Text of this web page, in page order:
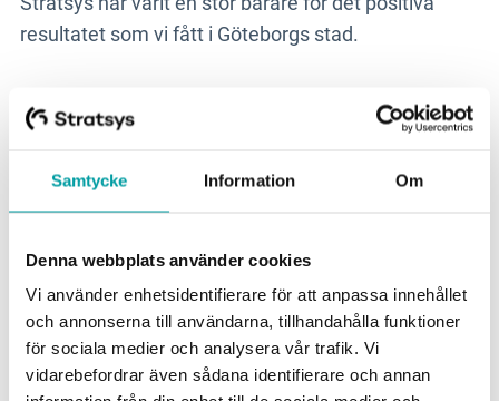
Samtycke Information Om
Denna webbplats använder cookies
Vi använder enhetsidentifierare för att anpassa innehållet
och annonserna till användarna, tillhandahålla funktioner
för sociala medier och analysera vår trafik. Vi
vidarebefordrar även sådana identifierare och annan
resultatet som vi fått i Göteborgs stad.
för fler konsulttimmar för att
och vara delaktig i
uppsättningen, men utan att
styra alltför mycket eftersom
leverantören har ägarskap för